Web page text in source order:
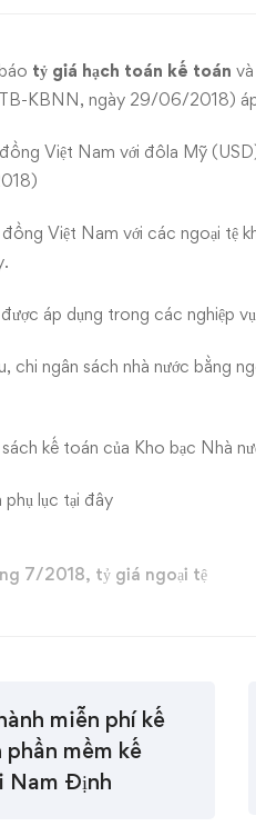
tỷ giá hạch toán kế toán
KBNN, ngày 29/06/2018) áp
Việt Nam với đôla Mỹ
đồng Việt Nam với các ngoại tệ
áp dụng trong các nghiệp
chi ngân sách nhà nước bằng
kế toán của Kho bạc Nhà
lục tại đây
7/2018, tỷ giá ngoại tệ
miễn phí kế
mềm kế
Nam Định